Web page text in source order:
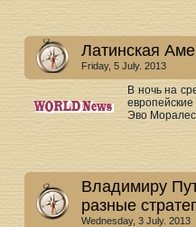
Латинская
Friday, 5 July. 2013
В ночь на
Эво
Владимиру
разные
Wednesday, 3 July. 2013